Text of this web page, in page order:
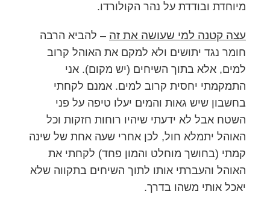
מיוחדת ובודדת על נהר הקולורדו.
עצה קטנה למי שעושה את זה – להביא הרבה
חומר נגד יתושים ולא למקם את האוהל קרוב
למים, אלא בתוך השיחים (יש מקום). אני
התמקמתי יחסית קרוב למים. אמנם לקחתי
בחשבון שיש גאות והמים יעלו טיפה על פני
השטח אבל לא ידעתי שיהיו רוחות חזקות וכל
האוהל יתמלא חול, לכן אחרי שעה אחת של שינה
קמתי (בחושך מוחלט והמון פחד) לקחתי את
האוהל והעברתי אותו לתוך השיחים בתקווה שלא
יאכל אותי משהו בדרך.